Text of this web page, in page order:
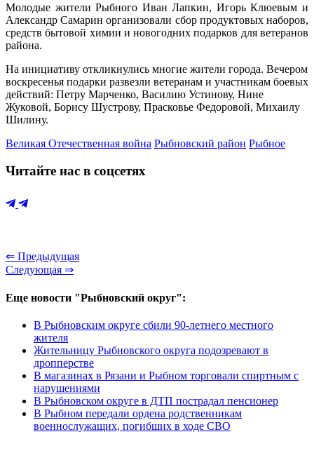
Молодые жители Рыбного Иван Лапкин, Игорь Клюевым и
Александр Самарин организовали сбор продуктовых наборов,
средств бытовой химии и новогодних подарков для ветеранов
района.
На инициативу откликнулись многие жители города. Вечером
воскресенья подарки развезли ветеранам и участникам боевых
действий: Петру Марченко, Василию Устинову, Нине
Жуковой, Борису Шустрову, Прасковье Федоровой, Михаилу
Шилину.
Великая Отечественная война Рыбновский район Рыбное
Читайте нас в соцсетях
⇐ Предыдущая
Следующая ⇒
Еще новости "Рыбновский округ":
В Рыбновским округе сбили 90-летнего местного
жителя
Жительницу Рыбновского округа подозревают в
дропперстве
В магазинах в Рязани и Рыбном торговали спиртным с
нарушениями
В Рыбновском округе в ДТП пострадал пенсионер
В Рыбном передали ордена родственникам
военнослужащих, погибших в ходе СВО